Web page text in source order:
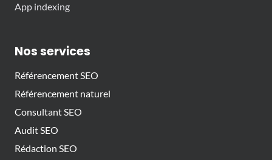
App indexing
Nos services
Référencement SEO
Référencement naturel
Consultant SEO
Audit SEO
Rédaction SEO